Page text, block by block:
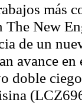
más
The New
de un
avance
doble